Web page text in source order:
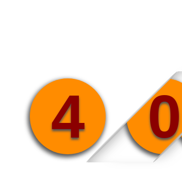
4 0